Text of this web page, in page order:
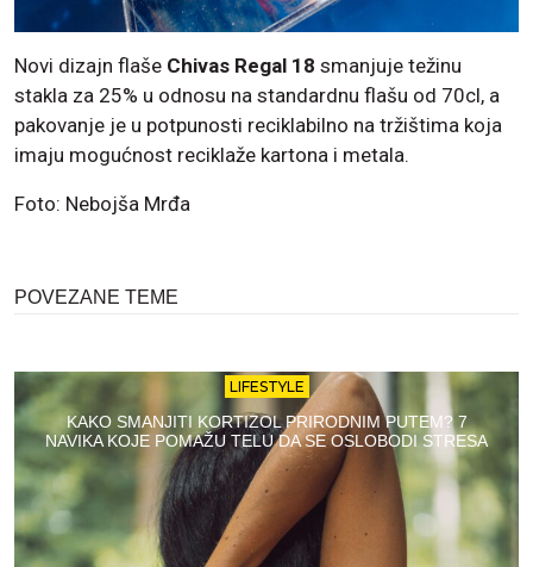
Novi dizajn flaše Chivas Regal 18 smanjuje težinu
stakla za 25% u odnosu na standardnu flašu od 70cl, a
pakovanje je u potpunosti reciklabilno na tržištima koja
imaju mogućnost reciklaže kartona i metala.
Foto: Nebojša Mrđa
POVEZANE TEME
LIFESTYLE
KAKO SMANJITI KORTIZOL PRIRODNIM PUTEM? 7
NAVIKA KOJE POMAŽU TELU DA SE OSLOBODI STRESA